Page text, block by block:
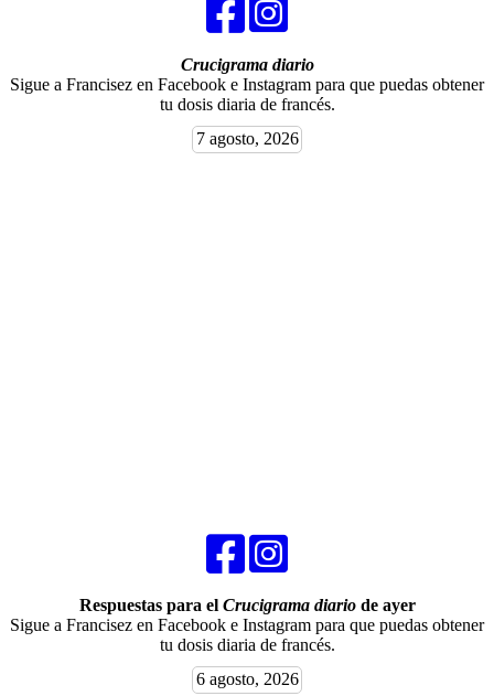
Crucigrama diario
Sigue a Francisez en Facebook e Instagram para que puedas obtener
tu dosis diaria de francés.
7 agosto, 2026
Respuestas para el Crucigrama diariode ayer
Sigue a Francisez en Facebook e Instagram para que puedas obtener
tu dosis diaria de francés.
6 agosto, 2026